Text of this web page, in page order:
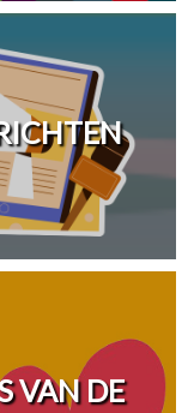
VAN DE